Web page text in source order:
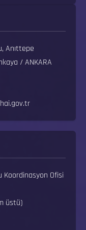
Anıttepe
/ ANKARA
Koordinasyon Ofisi
üstü)